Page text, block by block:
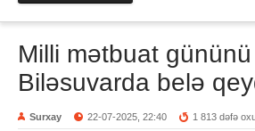
Milli mətbuat gününü
Biləsuvarda belə
Surxay 22-07-2025, 22:40 1 813 dəfə